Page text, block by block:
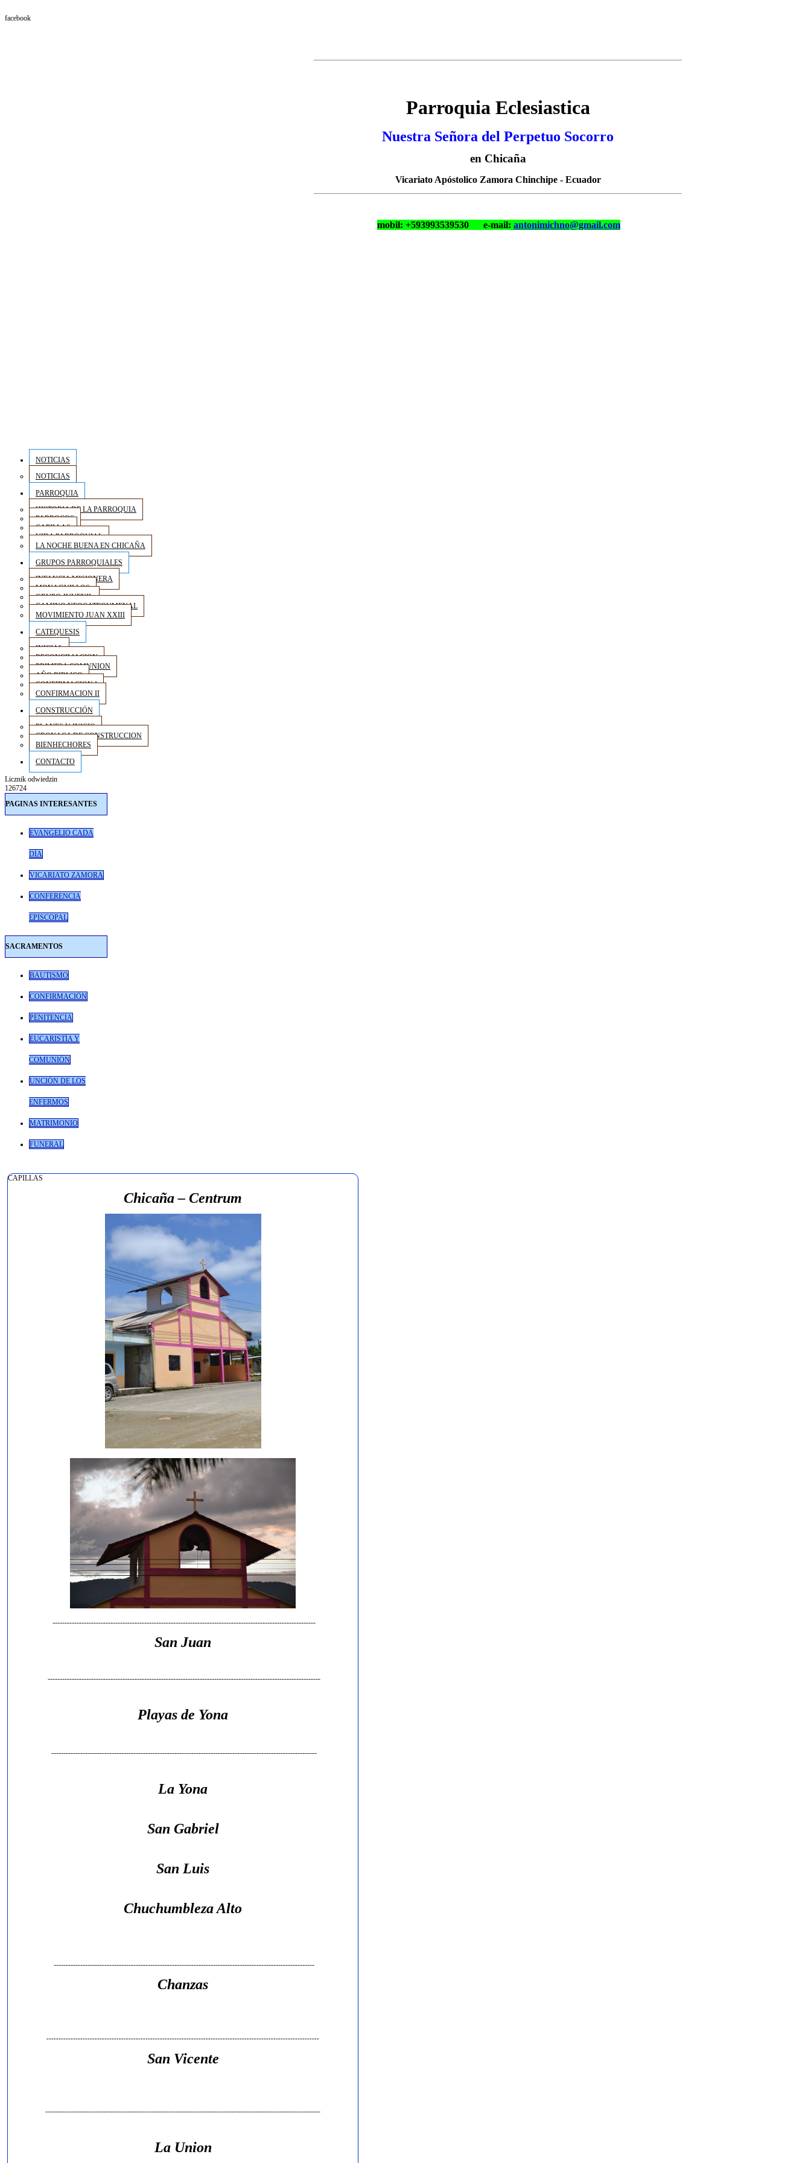
facebook
Parroquia Eclesiastica
Nuestra Señora del Perpetuo Socorro
en Chicaña
Vicariato Apóstolico Zamora Chinchipe - Ecuador
mobil: +593993539530 e-mail: antonimichno@gmail.com
NOTICIAS
NOTICIAS
PARROQUIA
HISTORIA DE LA PARROQUIA
PARROCOS
CAPILLAS
VIDA PARROQUIAL
LA NOCHE BUENA EN CHICAÑA
GRUPOS PARROQUIALES
INFANCIA MISIONERA
MONAGUILLOS
GRUPO JUVENIL
CAMINO NEOCATEQUMENAL
MOVIMIENTO JUAN XXIII
CATEQUESIS
INICIAL
RECONCILIACION
PRIMERA COMUNION
AÑO BIBLICO
CONFIRMACION I
CONFIRMACION II
CONSTRUCCIÓN
PLANES Y INICIO
CRONACA DE CONSTRUCCION
BIENHECHORES
CONTACTO
Licznik odwiedzin
126724
PAGINAS INTERESANTES
EVANGELIO CADA
DÍA
VICARIATO ZAMORA
CONFERENCIA
EPISCOPAL
SACRAMENTOS
BAUTISMO
CONFIRMACIÓN
PENITENCIA
EUCARISTÍA Y
COMUNIÓN
UNCIÓN DE LOS
ENFERMOS
MATRIMONIO
FUNERAL
CAPILLAS
Chicaña – Centrum
-------------------------------------------------------------------------------------------------------------
San Juan
-----------------------------------------------------------------------------------------------------------------
Playas de Yona
--------------------------------------------------------------------------------------------------------------
La Yona
San Gabriel
San Luis
Chuchumbleza Alto
------------------------------------------------------------------------------------------------------------
Chanzas
-----------------------------------------------------------------------------------------------------------------
San Vicente
------------------------------------------------------------------------------------------------------------------
La Union